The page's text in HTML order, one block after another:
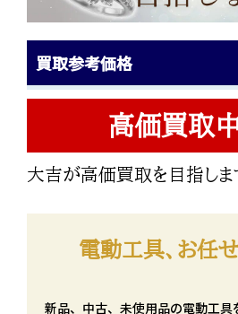
買取参考価格
高価買取
大吉が高価買取を目指しま
電動工具、お任
新品、中古、未使用品の電動工